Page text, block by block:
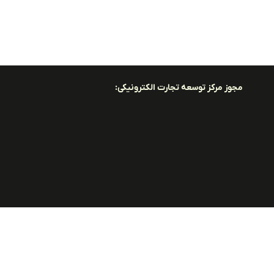
مجوز مرکز توسعه تجارت الکترونیکی: